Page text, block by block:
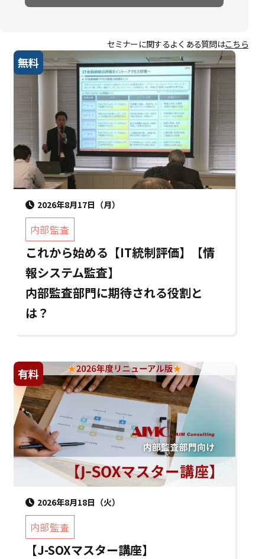
セミナーに関するよくある質問はこちら
無料
2026年8月17日（月）
内部監査
これから始める【IT統制評価】【情
報システム監査】
内部監査部門に期待される役割と
は？
有料
2026年8月18日（火）
内部監査
【J-SOXマスター講座】